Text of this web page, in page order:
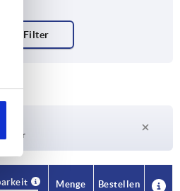
Lager
Menge Bestellen